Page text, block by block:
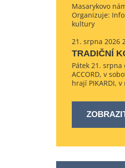
Masarykovo
Organizuje:
kultury
21. srpna 2026
TRADIČNÍ
Pátek 21.
ACCORD, v
hrají PIKARDI,